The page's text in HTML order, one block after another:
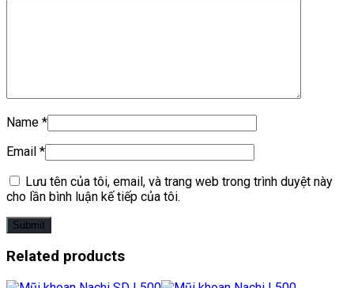
Name *
Email *
Lưu tên của tôi, email, và trang web trong trình duyệt này
cho lần bình luận kế tiếp của tôi.
Related products